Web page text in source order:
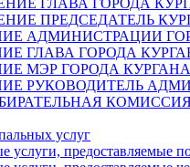
ГЛАВА ГОРОДА
ПРЕДСЕДАТЕЛЬ
АДМИНИСТРАЦИИ
ГЛАВА ГОРОДА
МЭР ГОРОДА КУРГАНА
РУКОВОДИТЕЛЬ
услуг
услуги, предоставляемые